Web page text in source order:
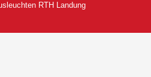
RTH Landung